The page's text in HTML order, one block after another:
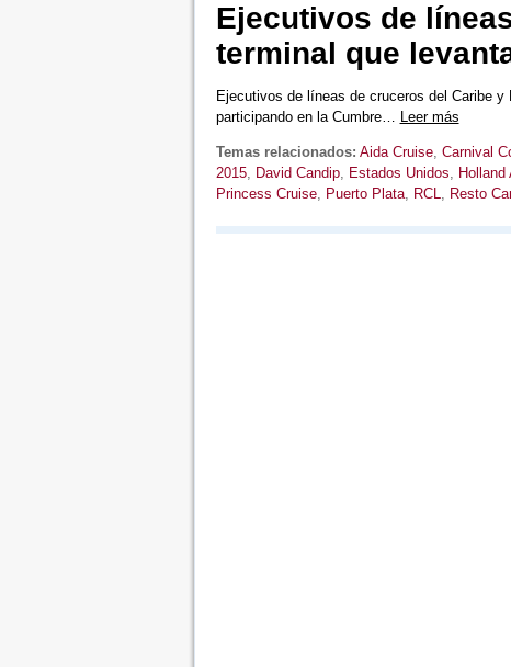
Ejecutivos de
terminal que
Ejecutivos de líneas de cruceros del Caribe
participando en la Cumbre… Leer más
Temas relacionados: Aida Cruise, Carnival
2015, David Candip, Estados Unidos, Holland
Princess Cruise, Puerto Plata, RCL, Resto